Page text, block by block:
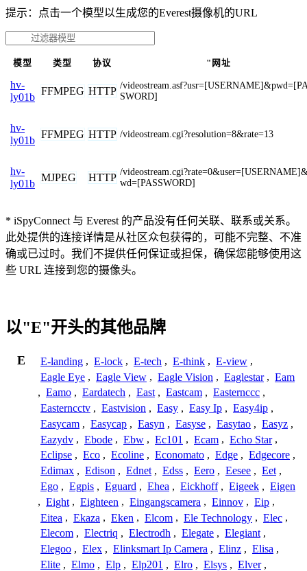
提示：点击一个模型以生成您的Everest摄像机的URL
模型 类型 协议 "网址
hv-
ly01b
FFMPEG HTTP /
SWORD]
hv-
ly01b
FFMPEG HTTP /videostream.cgi?resolution=8&rate=13
hv-
ly01b
MJPEG HTTP /
wd=[PASSWORD]
* iSpyConnect 与 Everest 的产品没有任何关联、联系或关系。
此处提供的连接详情是从社区众包获得的，可能不完整、不准
确或已过时。我们不提供任何保证或担保，确保您能够使用这
些 URL 连接到您的摄像头。
以"E"开头的其他品牌
E E-landing , E-lock , E-tech , E-think , E-view ,
Eagle Eye , Eagle View , Eagle Vision , Eaglestar , Eam
, Eamo , Eardatech , East , Eastcam , Easternccc ,
Easterncctv , Eastvision , Easy , Easy Ip , Easy4ip ,
Easycam , Easycap , Easyn , Easyse , Easytao , Easyz ,
Eazydv , Ebode , Ebw , Ec101 , Ecam , Echo Star ,
Eclipse , Eco , Ecoline , Economato , Edge , Edgecore ,
Edimax , Edison , Ednet , Edss , Eero , Eesee , Eet ,
Ego , Egpis , Eguard , Ehea , Eickhoff , Eigeek , Eigen
, Eight , Eighteen , Eingangscamera , Einnov , Eip ,
Eitea , Ekaza , Eken , Elcom , Ele Technology , Elec ,
Elecom , Electriq , Electrodh , Elegate , Elegiant ,
Elegoo , Elex , Elinksmart Ip Camera , Elinz , Elisa ,
Elite , Elmo , Elp , Elp201 , Elro , Elsys , Elver ,